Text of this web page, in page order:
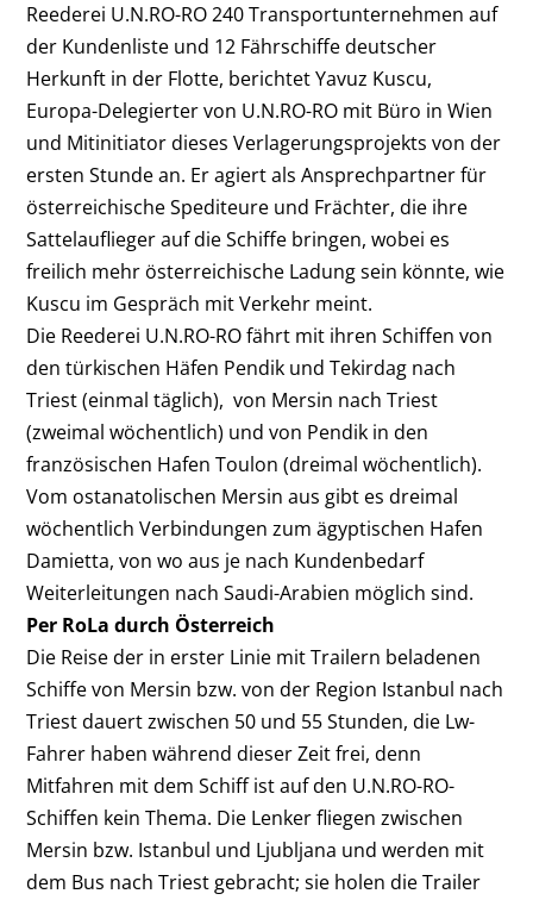
Reederei U.N.RO-RO 240 Transportunternehmen auf
der Kundenliste und 12 Fährschiffe deutscher
Herkunft in der Flotte, berichtet Yavuz Kuscu,
Europa-Delegierter von U.N.RO-RO mit Büro in Wien
und Mitinitiator dieses Verlagerungsprojekts von der
ersten Stunde an. Er agiert als Ansprechpartner für
österreichische Spediteure und Frächter, die ihre
Sattelauflieger auf die Schiffe bringen, wobei es
freilich mehr österreichische Ladung sein könnte, wie
Kuscu im Gespräch mit Verkehr meint.
Die Reederei U.N.RO-RO fährt mit ihren Schiffen von
den türkischen Häfen Pendik und Tekirdag nach
Triest (einmal täglich), von Mersin nach Triest
(zweimal wöchentlich) und von Pendik in den
französischen Hafen Toulon (dreimal wöchentlich).
Vom ostanatolischen Mersin aus gibt es dreimal
wöchentlich Verbindungen zum ägyptischen Hafen
Damietta, von wo aus je nach Kundenbedarf
Weiterleitungen nach Saudi-Arabien möglich sind.
Per RoLa durch Österreich
Die Reise der in erster Linie mit Trailern beladenen
Schiffe von Mersin bzw. von der Region Istanbul nach
Triest dauert zwischen 50 und 55 Stunden, die Lw-
Fahrer haben während dieser Zeit frei, denn
Mitfahren mit dem Schiff ist auf den U.N.RO-RO-
Schiffen kein Thema. Die Lenker fliegen zwischen
Mersin bzw. Istanbul und Ljubljana und werden mit
dem Bus nach Triest gebracht; sie holen die Trailer